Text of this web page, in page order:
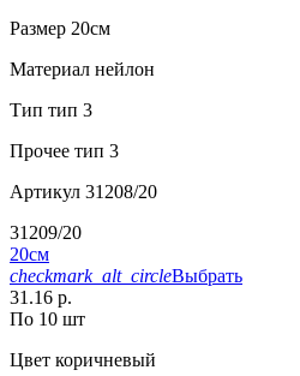
Размер 20см
Материал нейлон
Тип тип 3
Прочее тип 3
Артикул 31208/20
31209/20
20см
checkmark_alt_circleВыбрать
31.16 р.
По 10 шт
Цвет коричневый